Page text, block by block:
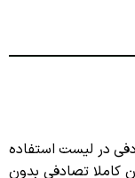
در لیست استفاده
کاملا تصادفی بدون